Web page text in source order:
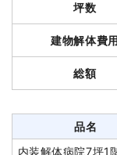
軽量鉄骨造住宅45
建て
品名
鉄骨造アパート
土間コンクリート撤
駐車場撤去
坪数
建物解体費用
総額
品名
内装解体病院7坪1